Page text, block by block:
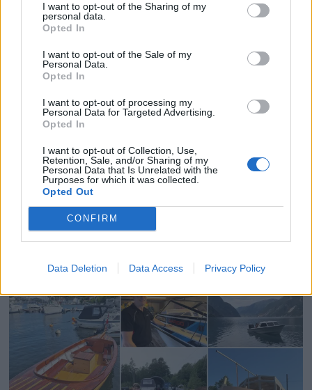
I want to opt-out of the Sharing of my
personal data.
Opted In
I want to opt-out of the Sale of my
Personal Data.
Opted In
I want to opt-out of processing my
Personal Data for Targeted Advertising.
Opted In
I want to opt-out of Collection, Use,
Retention, Sale, and/or Sharing of my
Personal Data that Is Unrelated with the
Purposes for which it was collected.
Opted Out
CONFIRM
Data Deletion Data Access Privacy Policy
Fiskeskøyta Tennfjord -
Nominert 2026